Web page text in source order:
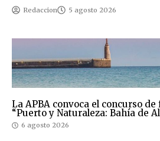
Redaccion 5 agosto 2026
La APBA convoca el concurso
“Puerto y Naturaleza: Bahía de
6 agosto 2026